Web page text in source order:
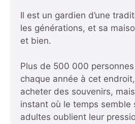
Il est un gardien d’une
les générations, et sa
et bien.
Plus de 500 000
chaque année à cet
acheter des souvenirs,
instant où le temps semble
adultes oublient leur